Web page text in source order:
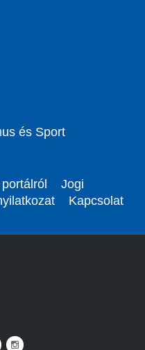
és Sport
Jogi
Kapcsolat